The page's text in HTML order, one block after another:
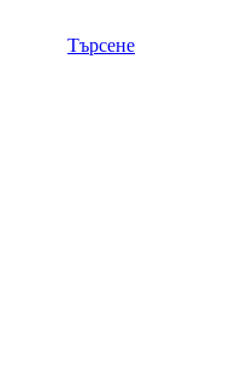
Търсене